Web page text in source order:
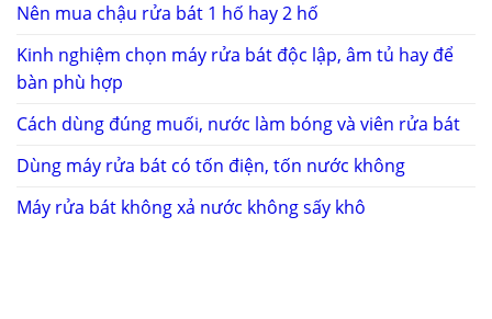
Nên mua chậu rửa bát 1 hố hay 2 hố
Kinh nghiệm chọn máy rửa bát độc lập, âm tủ hay để
bàn phù hợp
Cách dùng đúng muối, nước làm bóng và viên rửa bát
Dùng máy rửa bát có tốn điện, tốn nước không
Máy rửa bát không xả nước không sấy khô